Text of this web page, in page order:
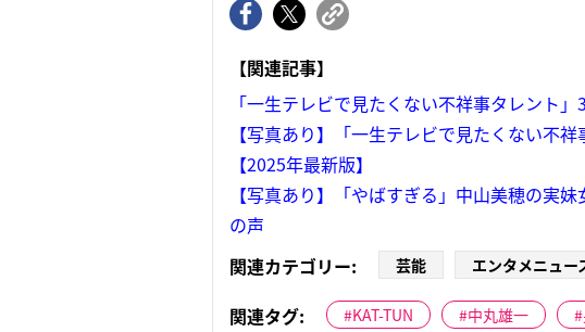
【関連記事】
「一生テレビで見たくない不祥事タレント
【写真あり】「一生テレビで見たくない不
【2025年最新版】
【写真あり】「やばすぎる」中山美穂の実
の声
関連カテゴリー:
芸能 エンタメニュー
関連タグ: KAT-TUN 中丸雄一